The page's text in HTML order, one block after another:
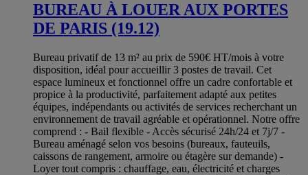
BUREAU À LOUER AUX PORTES
DE PARIS (19.12)
Bureau privatif de 13 m² au prix de 590€ HT/mois à votre
disposition, idéal pour accueillir 3 postes de travail. Cet
espace lumineux et fonctionnel offre un cadre confortable et
propice à la productivité, parfaitement adapté aux petites
équipes, indépendants ou activités de services recherchant un
environnement de travail agréable et opérationnel. Notre offre
comprend : - Bail flexible - Accès sécurisé 24h/24 et 7j/7 -
Bureau aménagé selon vos besoins (bureaux, fauteuils,
caissons de rangement, armoire ou étagère sur demande) -
Loyer tout compris : chauffage, eau, électricité et charges